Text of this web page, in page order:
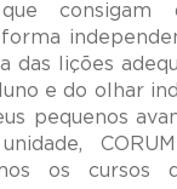
consigam
das lições
e do olhar
pequenos
os cursos